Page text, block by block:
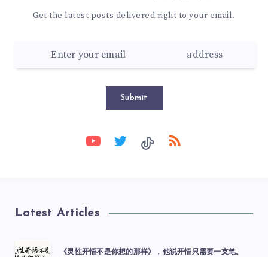
Get the latest posts delivered right to your email.
Submit
Latest Articles
《灵性开悟不是你想的那样》，他说开悟只需要一支笔。